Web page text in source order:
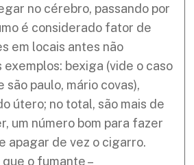
no cérebro, passando por
é considerado fator de
em locais antes não
exemplos: bexiga (vide o caso
paulo, mário covas),
útero; no total, são mais de
um número bom para fazer
apagar de vez o cigarro.
o fumante –